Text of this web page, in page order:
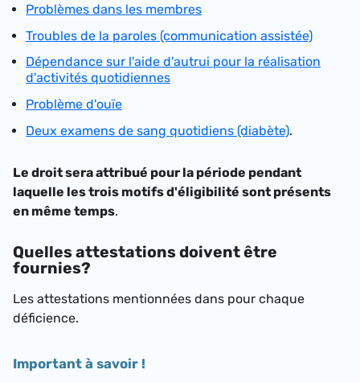
Problèmes dans les membres
Troubles de la paroles (communication assistée)
Dépendance sur l'aide d'autrui pour la réalisation
d'activités quotidiennes
Problème d'ouïe
Deux examens de sang quotidiens (diabète).
Le droit sera attribué pour la période pendant
laquelle les trois motifs d'éligibilité sont présents
en même temps.
Quelles attestations doivent être
fournies?
Les attestations mentionnées dans pour chaque
déficience.
Important à savoir !